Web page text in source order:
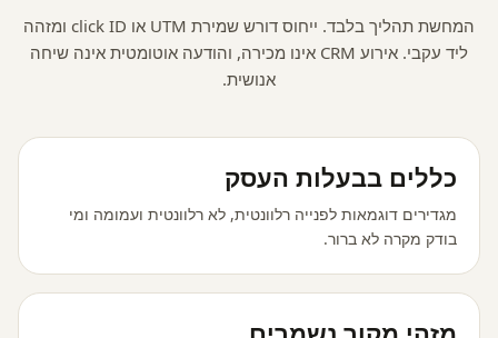
המחשת תהליך בלבד. ייחוס דורש שמירת UTM או click ID ומזהה
ליד עקבי. אירוע CRM אינו מכירה, והודעה אוטומטית אינה שיחה
אנושית.
כללים בבעלות העסק
מגדירים דוגמאות לפנייה רלוונטית, לא רלוונטית ועמומה ומי
בודק מקרה לא ברור.